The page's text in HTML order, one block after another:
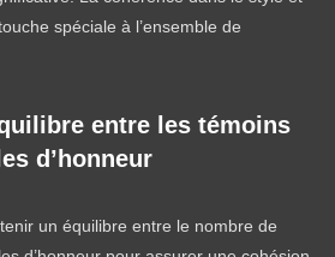
spéciale à l’ensemble de
entre les témoins
d’honneur
un équilibre entre le nombre de